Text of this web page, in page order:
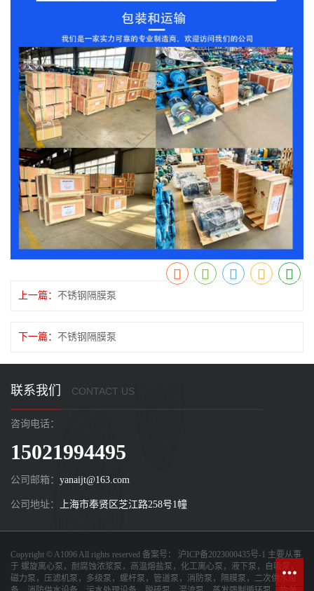
上一篇： 不锈钢隔膜泵
下一篇： 不锈钢隔膜泵
联系我们 CONTACT US
咨询电话：
15021994495
公司邮箱： yanaijt@163.com
公司地址： 上海市奉贤区芝江路258号1幢
Copyright © A1096 All rights reserved 备案号： 沪ICP备2023000435号-1 主要从事
于 螺旋离心泵，耐腐蚀浓浆泵，高温熔盐泵，化工离心泵，液下泵，自吸泵，
磁力泵，压滤机泵，多级泵，螺杆泵，管道泵，消防泵，隔膜泵，二次供水设